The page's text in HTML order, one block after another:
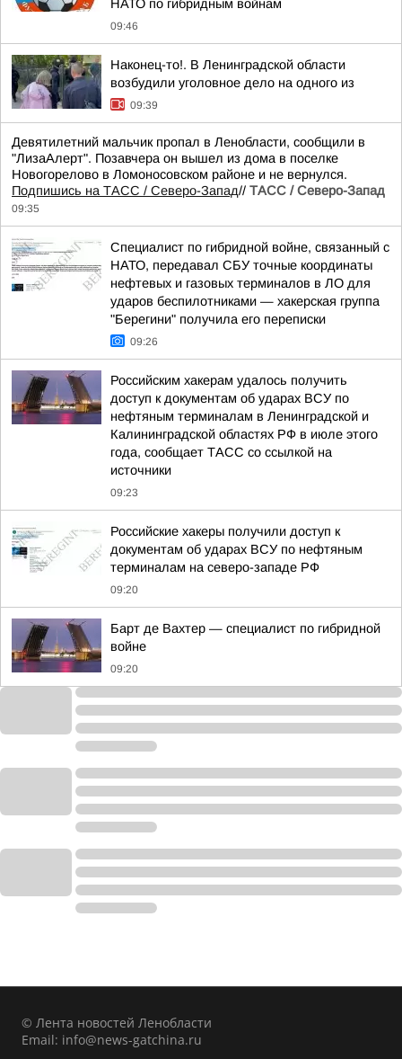
НАТО по гибридным войнам
09:46
Наконец-то!. В Ленинградской области
возбудили уголовное дело на одного из
09:39
Девятилетний мальчик пропал в Ленобласти, сообщили в
"ЛизаАлерт". Позавчера он вышел из дома в поселке
Новогорелово в Ломоносовском районе и не вернулся.
Подпишись на ТАСС / Северо-Запад// ТАСС / Северо-Запад
09:35
Специалист по гибридной войне, связанный с
НАТО, передавал СБУ точные координаты
нефтевых и газовых терминалов в ЛО для
ударов беспилотниками — хакерская группа
"Берегини" получила его переписки
09:26
Российским хакерам удалось получить
доступ к документам об ударах ВСУ по
нефтяным терминалам в Ленинградской и
Калининградской областях РФ в июле этого
года, сообщает ТАСС со ссылкой на
источники
09:23
Российские хакеры получили доступ к
документам об ударах ВСУ по нефтяным
терминалам на северо-западе РФ
09:20
Барт де Вахтер — специалист по гибридной
войне
09:20
© Лента новостей Ленобласти
Email: info@news-gatchina.ru